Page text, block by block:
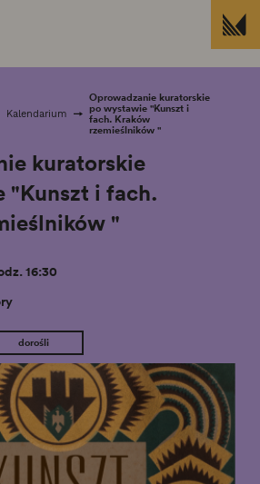
Kalendarium
Oprowadzanie kuratorskie
po wystawie "Kunszt i
fach. Kraków
rzemieślników "
kuratorskie
"Kunszt i fach.
"
16:30
dorośli